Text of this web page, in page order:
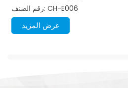
الإغلاق
رقم الصنف: CH-E006
عرض المزيد